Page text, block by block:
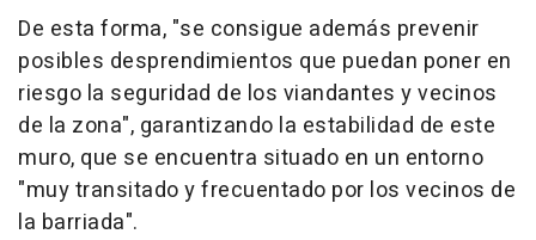
De esta forma, "se consigue además prevenir
posibles desprendimientos que puedan poner en
riesgo la seguridad de los viandantes y vecinos
de la zona", garantizando la estabilidad de este
muro, que se encuentra situado en un entorno
"muy transitado y frecuentado por los vecinos de
la barriada".